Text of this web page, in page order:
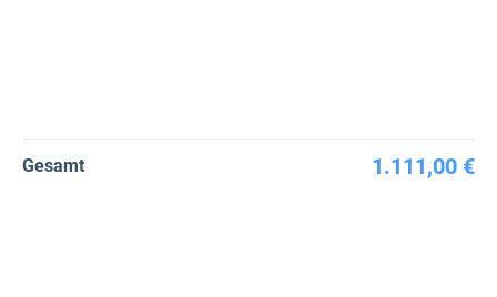
Gesamt 1.111,00 €